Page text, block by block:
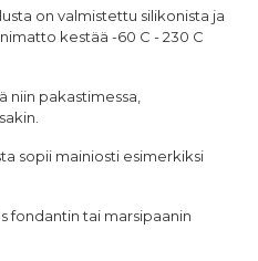
on valmistettu silikonista ja
kestää -60 C - 230 C
niin pakastimessa,
sopii mainiosti esimerkiksi
fondantin tai marsipaanin